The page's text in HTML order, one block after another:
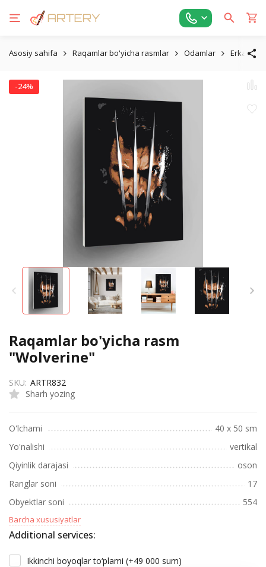
Asosiy sahifa Raqamlar bo'yicha rasmlar Odamlar Erkaklar
-24%
Raqamlar bo'yicha rasm
"Wolverine"
Sharh yozing
SKU: ARTR832
O'lchami
40 х 50 sm
Yo'nalishi
vertikal
Qiyinlik darajasi
oson
Ranglar soni
17
Obyektlar soni
554
Barcha xususiyatlar
Additional services:
Ikkinchi boyoqlar to‘plami (+49 000 sum)